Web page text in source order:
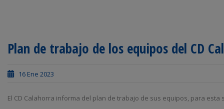
Plan de trabajo de los equipos del CD
16 Ene 2023
El CD Calahorra informa del plan de trabajo de sus equipos, para esta